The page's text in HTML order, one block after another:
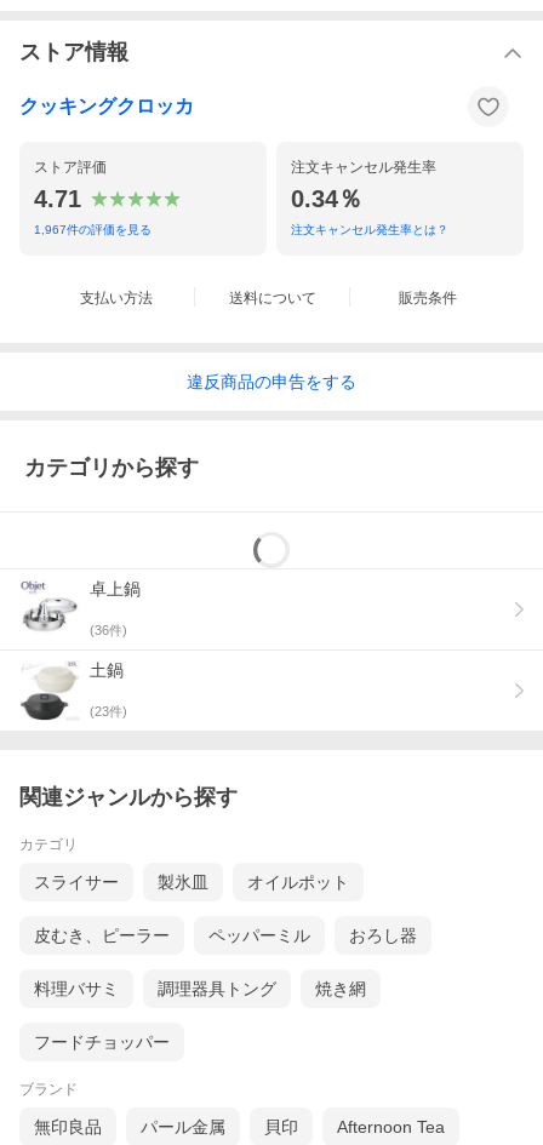
〇 卓上で固形燃料をご使用の際は厚手の鍋敷きをご使用くださ
い。
ストア情報
クッキングクロッカ
ストア評価
4.71
1,967件の評価を見る
注文キャンセル発生率
0.34％
注文キャンセル発生率とは？
支払い方法 送料について 販売条件
違反商品の申告をする
カテゴリから探す
卓上鍋
(36件)
土鍋
(23件)
関連ジャンルから探す
カテゴリ
スライサー 製氷皿 オイルポット
皮むき、ピーラー ペッパーミル おろし器
料理バサミ 調理器具トング 焼き網
フードチョッパー
ブランド
無印良品 パール金属 貝印 Afternoon Tea